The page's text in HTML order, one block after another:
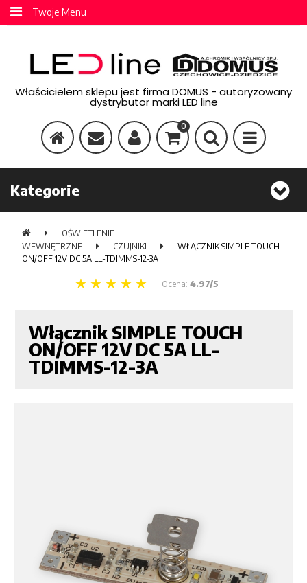
Twoje Menu
Właścicielem sklepu jest firma DOMUS - autoryzowany
dystrybutor marki LED line
0
Kategorie
OŚWIETLENIE
WEWNĘTRZNE
CZUJNIKI
WŁĄCZNIK SIMPLE TOUCH
ON/OFF 12V DC 5A LL-TDIMMS-12-3A
Ocena: 4.97/5
Włącznik SIMPLE TOUCH
ON/OFF 12V DC 5A LL-
TDIMMS-12-3A